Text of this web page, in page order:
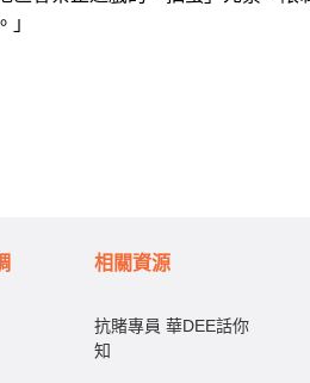
」
相關資源
抗賭專員 華DEE話你
知